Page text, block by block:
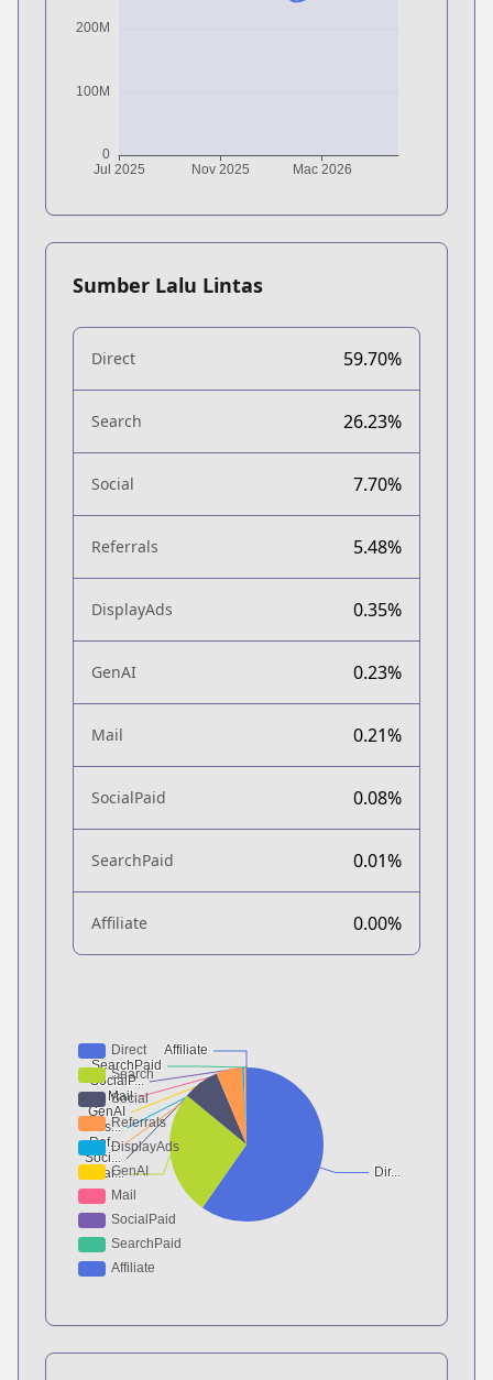
Sumber Lalu Lintas
Direct 59.70%
Search 26.23%
Social 7.70%
Referrals 5.48%
DisplayAds 0.35%
GenAI 0.23%
Mail 0.21%
SocialPaid 0.08%
SearchPaid 0.01%
Affiliate 0.00%